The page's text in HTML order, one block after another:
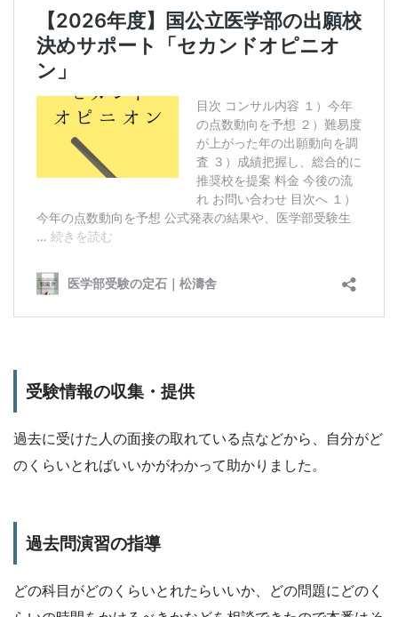
受験情報の収集・提供
過去に受けた人の面接の取れている点などから、自分がど
のくらいとればいいかがわかって助かりました。
過去問演習の指導
どの科目がどのくらいとれたらいいか、どの問題にどのく